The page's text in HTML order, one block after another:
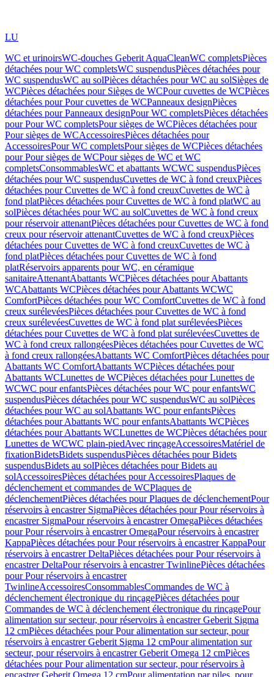
LU
WC et urinoirsWC-douches Geberit AquaCleanWC completsPièces
détachées pour WC completsWC suspendusPièces détachées pour
WC suspendusWC au solPièces détachées pour WC au solSièges de
WCPièces détachées pour Sièges de WCPour cuvettes de WCPièces
détachées pour Pour cuvettes de WCPanneaux designPièces
détachées pour Panneaux designPour WC completsPièces détachées
pour Pour WC completsPour sièges de WCPièces détachées pour
Pour sièges de WCAccessoiresPièces détachées pour
AccessoiresPour WC completsPour sièges de WCPièces détachées
pour Pour sièges de WCPour sièges de WC et WC
completsConsommablesWC et abattants WCWC suspendusPièces
détachées pour WC suspendusCuvettes de WC à fond creuxPièces
détachées pour Cuvettes de WC à fond creuxCuvettes de WC à
fond platPièces détachées pour Cuvettes de WC à fond platWC au
solPièces détachées pour WC au solCuvettes de WC à fond creux
pour réservoir attenantPièces détachées pour Cuvettes de WC à fond
creux pour réservoir attenantCuvettes de WC à fond creuxPièces
détachées pour Cuvettes de WC à fond creuxCuvettes de WC à
fond platPièces détachées pour Cuvettes de WC à fond
platRéservoirs apparents pour WC, en céramique
sanitaireAttenantAbattants WCPièces détachées pour Abattants
WCAbattants WCPièces détachées pour Abattants WCWC
ComfortPièces détachées pour WC ComfortCuvettes de WC à fond
creux surélevéesPièces détachées pour Cuvettes de WC à fond
creux surélevéesCuvettes de WC à fond plat surélevéesPièces
détachées pour Cuvettes de WC à fond plat surélevéesCuvettes de
WC à fond creux rallongéesPièces détachées pour Cuvettes de WC
à fond creux rallongéesAbattants WC ComfortPièces détachées pour
Abattants WC ComfortAbattants WCPièces détachées pour
Abattants WCLunettes de WCPièces détachées pour Lunettes de
WCWC pour enfantsPièces détachées pour WC pour enfantsWC
suspendusPièces détachées pour WC suspendusWC au solPièces
détachées pour WC au solAbattants WC pour enfantsPièces
détachées pour Abattants WC pour enfantsAbattants WCPièces
détachées pour Abattants WCLunettes de WCPièces détachées pour
Lunettes de WCWC plain-piedAvec rinçageAccessoiresMatériel de
fixationBidetsBidets suspendusPièces détachées pour Bidets
suspendusBidets au solPièces détachées pour Bidets au
solAccessoiresPièces détachées pour AccessoiresPlaques de
déclenchement et commandes de WCPlaques de
déclenchementPièces détachées pour Plaques de déclenchementPour
réservoirs à encastrer SigmaPièces détachées pour Pour réservoirs à
encastrer SigmaPour réservoirs à encastrer OmegaPièces détachées
pour Pour réservoirs à encastrer OmegaPour réservoirs à encastrer
KappaPièces détachées pour Pour réservoirs à encastrer KappaPour
réservoirs à encastrer DeltaPièces détachées pour Pour réservoirs à
encastrer DeltaPour réservoirs à encastrer TwinlinePièces détachées
pour Pour réservoirs à encastrer
TwinlineAccessoiresConsommablesCommandes de WC à
déclenchement électronique du rinçagePièces détachées pour
Commandes de WC à déclenchement électronique du rinçagePour
alimentation sur secteur, pour réservoirs à encastrer Geberit Sigma
12 cmPièces détachées pour Pour alimentation sur secteur, pour
réservoirs à encastrer Geberit Sigma 12 cmPour alimentation sur
secteur, pour réservoirs à encastrer Geberit Omega 12 cmPièces
détachées pour Pour alimentation sur secteur, pour réservoirs à
encastrer Geberit Omega 12 cmPour alimentation par piles, pour